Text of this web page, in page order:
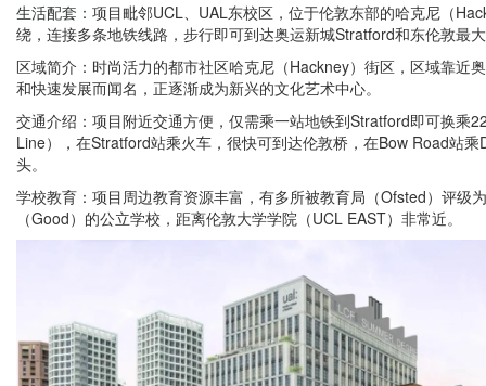
生活配套： 项目毗邻UCL、UAL东校区，位于伦敦东部的哈克尼（
绕，连接多条地铁线路，步行即可到达奥运新城Stratford和东伦敦最
区域简介：时尚活力的都市社区哈克尼 （Hackney） 街区，区域靠近
和快速发展而闻名，正逐渐成为新兴的文化艺术中心。‍‍‍‍
交通介绍：项目附近交通方便，仅需乘一站地铁到Stratford即可换乘
Line）， 在Stratford站乘火车，很快可到达伦敦桥，在Bow Road站
头。
学校教育：项目周边教育资源丰富，有多所被教育局（Ofsted）评级
（Good）的公立学校，距离伦敦大学学院（UCL EAST）非常近。